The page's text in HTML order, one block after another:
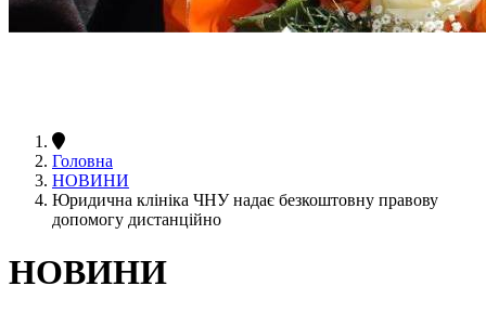
Головна
НОВИНИ
Юридична клініка ЧНУ надає безкоштовну правову
допомогу дистанційно
НОВИНИ